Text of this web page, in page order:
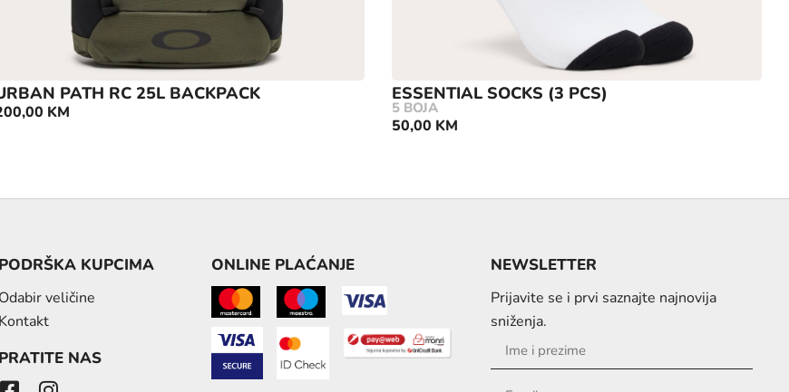
PATH RC 25L BACKPACK
KM
ESSENTIAL SOCKS (3 PCS)
5 BOJA
50,00 KM
PODRŠKA KUPCIMA
Odabir veličine
Kontakt
PRATITE NAS
ONLINE PLAĆANJE NEWSLETTER
Prijavite se i prvi saznajte najnovija
sniženja.